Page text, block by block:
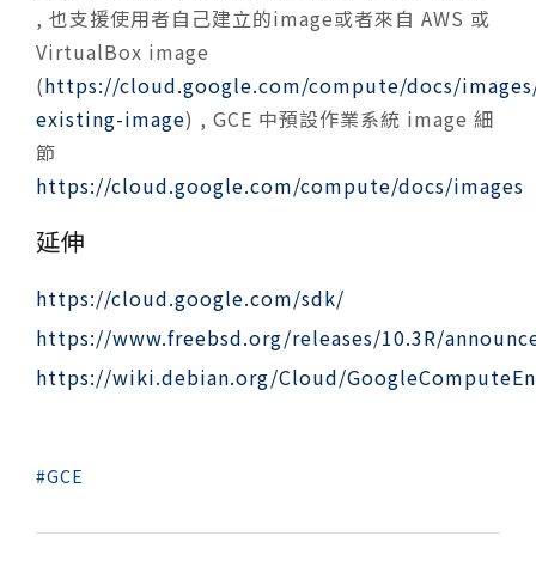
, 也支援使用者自己建立的image或者來自 AWS 或
VirtualBox image
(https://cloud.google.com/compute/docs/
existing-image) , GCE 中預設作業系統 image 細
節
https://cloud.google.com/compute/docs/images
延伸
https://cloud.google.com/sdk/
https://www.freebsd.org/releases/10.3R/
https://wiki.debian.org/Cloud/
GCE